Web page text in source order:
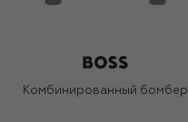
Комбинированный бомбер